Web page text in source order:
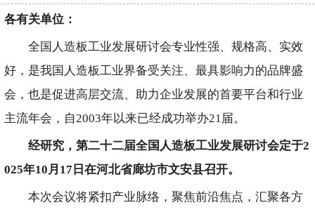
各有关单位：
全国人造板工业发展研讨会专业性强、规格高、实效
好，是我国人造板工业界备受关注、最具影响力的品牌盛
会，也是促进高层交流、助力企业发展的首要平台和行业
主流年会，自2003年以来已经成功举办21届。
经研究，第二十二届全国人造板工业发展研讨会定于2
025年10月 17 日在河北省廊坊市文安县召开。
本次会议将紧扣产业脉络，聚焦前沿焦点，汇聚各方